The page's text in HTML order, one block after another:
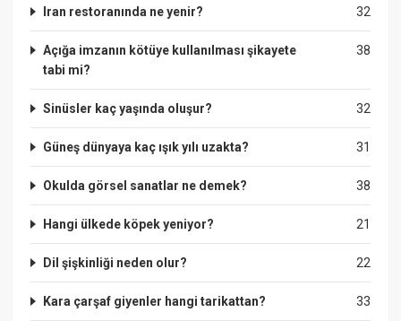
32
Iran restoranında ne yenir?
38
Açığa imzanın kötüye kullanılması şikayete
tabi mi?
32
Sinüsler kaç yaşında oluşur?
31
Güneş dünyaya kaç ışık yılı uzakta?
38
Okulda görsel sanatlar ne demek?
21
Hangi ülkede köpek yeniyor?
22
Dil şişkinliği neden olur?
33
Kara çarşaf giyenler hangi tarikattan?